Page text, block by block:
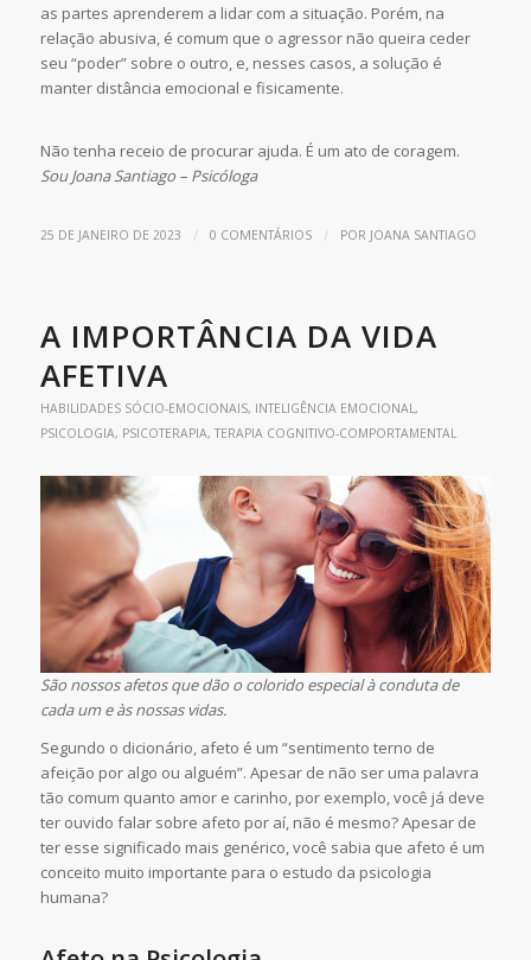
as partes aprenderem a lidar com a situação. Porém, na
relação abusiva, é comum que o agressor não queira ceder
seu “poder” sobre o outro, e, nesses casos, a solução é
manter distância emocional e fisicamente.
Não tenha receio de procurar ajuda. É um ato de coragem.
Sou Joana Santiago – Psicóloga
25 DE JANEIRO DE 2023 / 0 COMENTÁRIOS / POR JOANA SANTIAGO
A IMPORTÂNCIA DA VIDA
AFETIVA
HABILIDADES SÓCIO-EMOCIONAIS, INTELIGÊNCIA EMOCIONAL ,
PSICOLOGIA, PSICOTERAPIA, TERAPIA COGNITIVO-COMPORTAMENTAL
São nossos afetos que dão o colorido especial à conduta de
cada um e às nossas vidas.
Segundo o dicionário, afeto é um “sentimento terno de
afeição por algo ou alguém”. Apesar de não ser uma palavra
tão comum quanto amor e carinho, por exemplo, você já deve
ter ouvido falar sobre afeto por aí, não é mesmo? Apesar de
ter esse significado mais genérico, você sabia que afeto é um
conceito muito importante para o estudo da psicologia
humana?